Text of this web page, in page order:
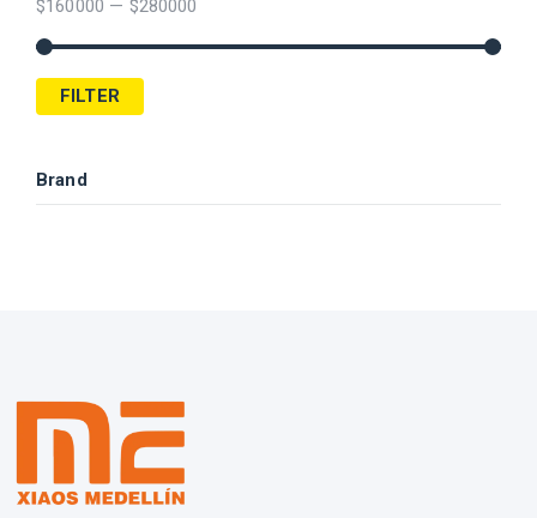
$160000 — $280000
FILTER
Brand